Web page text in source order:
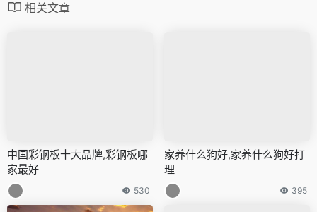
相关文章
中国彩钢板十大品牌,彩钢板哪
家最好
530
家养什么狗好,家养什么狗好打
理
395